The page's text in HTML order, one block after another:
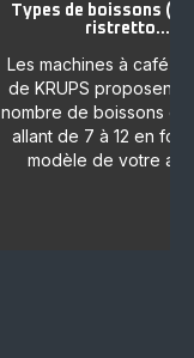
Types de boissons
ristretto…)
Les machines à café
de KRUPS proposent
nombre de boissons
allant de 7 à 12 en
modèle de votre